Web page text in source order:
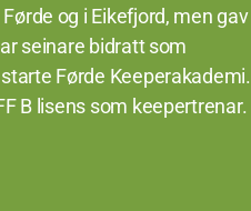
og i Eikefjord, men gav
seinare bidratt som
Førde Keeperakademi.
B lisens som keepertrenar.